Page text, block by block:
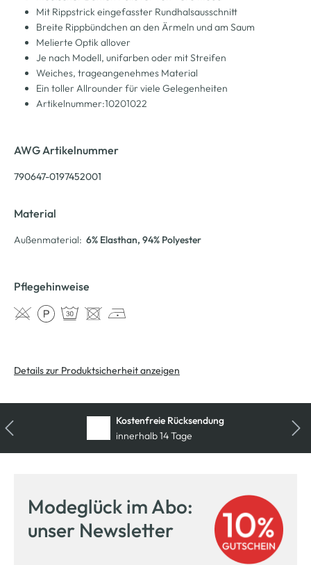
Mit Rippstrick eingefasster Rundhalsausschnitt
Breite Rippbündchen an den Ärmeln und am Saum
Melierte Optik allover
Je nach Modell, unifarben oder mit Streifen
Weiches, trageangenehmes Material
Ein toller Allrounder für viele Gelegenheiten
Artikelnummer:10201022
AWG Artikelnummer
790647-0197452001
Material
Außenmaterial: 6% Elasthan, 94% Polyester
Pflegehinweise
Details zur Produktsicherheit anzeigen
Kostenfreie Rücksendung
innerhalb 14 Tage
Modeglück im Abo:
unser Newsletter